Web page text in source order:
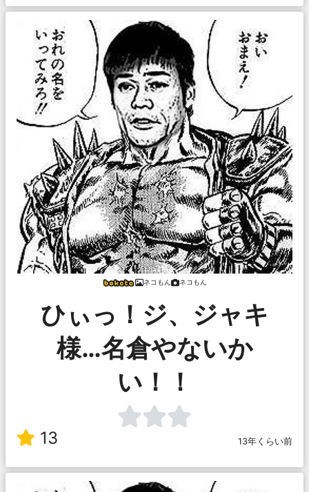
ネコもん ネコもん
ひぃっ！ジ、ジャキ
様…名倉やないか
い！！
13 13年くらい前